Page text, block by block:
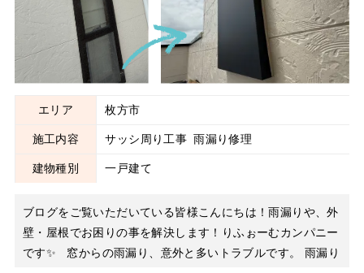
エリア 枚方市
施工内容 サッシ周り工事 雨漏り修理
建物種別 一戸建て
ブログをご覧いただいている皆様こんにちは！雨漏りや、外
壁・屋根でお困りの事を解決します！りふぉーむカンパニー
です✨ 窓からの雨漏り、意外と多いトラブルです。 雨漏り